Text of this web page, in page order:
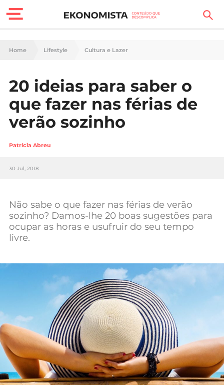
Finanças Pessoais
Carreira
Casa
Lifestyle
Sociedade
Negócios
Mundial 2026
Home Lifestyle Cultura e Lazer
20 ideias para saber o
que fazer nas férias de
verão sozinho
Patrícia Abreu
30 Jul, 2018
Não sabe o que fazer nas férias de verão
sozinho? Damos-lhe 20 boas sugestões para
ocupar as horas e usufruir do seu tempo
livre.